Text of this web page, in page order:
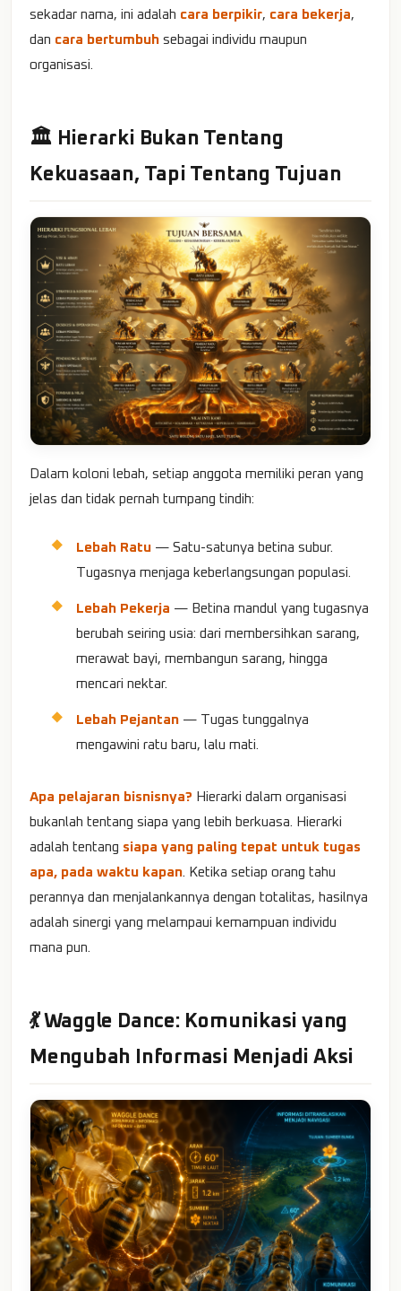
sekadar nama, ini adalah cara berpikir, cara bekerja,
dan cara bertumbuh sebagai individu maupun
organisasi.
🏛️ Hierarki Bukan Tentang
Kekuasaan, Tapi Tentang Tujuan
Dalam koloni lebah, setiap anggota memiliki peran yang
jelas dan tidak pernah tumpang tindih:
Lebah Ratu — Satu-satunya betina subur.
Tugasnya menjaga keberlangsungan populasi.
Lebah Pekerja — Betina mandul yang tugasnya
berubah seiring usia: dari membersihkan sarang,
merawat bayi, membangun sarang, hingga
mencari nektar.
Lebah Pejantan — Tugas tunggalnya
mengawini ratu baru, lalu mati.
Apa pelajaran bisnisnya? Hierarki dalam organisasi
bukanlah tentang siapa yang lebih berkuasa. Hierarki
adalah tentang siapa yang paling tepat untuk tugas
apa, pada waktu kapan . Ketika setiap orang tahu
perannya dan menjalankannya dengan totalitas, hasilnya
adalah sinergi yang melampaui kemampuan individu
mana pun.
💃 Waggle Dance: Komunikasi yang
Mengubah Informasi Menjadi Aksi